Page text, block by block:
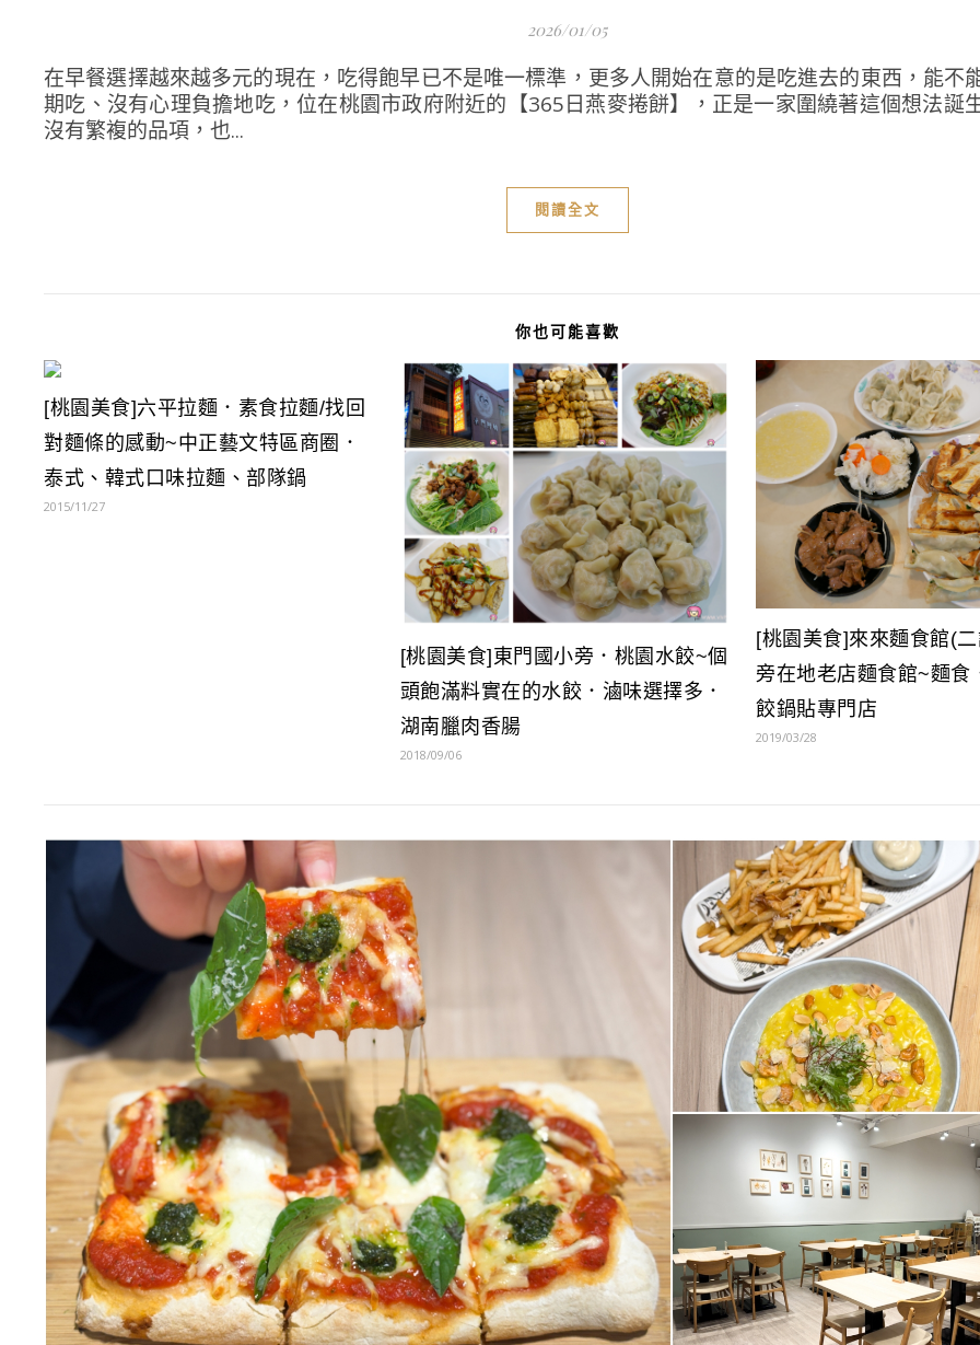
2026/01/05
在早餐選擇越來越多元的現在，吃得飽早已不是唯一標準，更多人開始在意的是吃進去的東西，能不
期吃、沒有心理負擔地吃，位在桃園市政府附近的【365日燕麥捲餅】，正是一家圍繞著這個想法誕
沒有繁複的品項，也...
閱讀全文
你也可能喜歡
[桃園美食]六平拉麵．素食拉麵/找回
對麵條的感動~中正藝文特區商圈．
泰式、韓式口味拉麵、部隊鍋
2015/11/27
[桃園美食]東門國小旁．桃園水餃~個
頭飽滿料實在的水餃．滷味選擇多．
湖南臘肉香腸
2018/09/06
[桃園美食]來來麵食館(
旁在地老店麵食館~麵食
餃鍋貼專門店
2019/03/28